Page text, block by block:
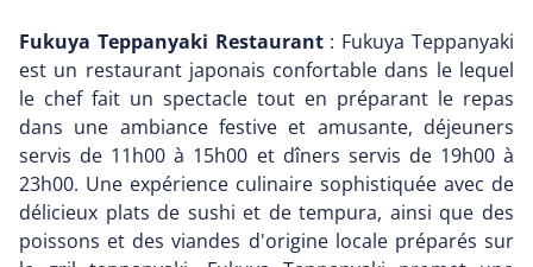
Fukuya Teppanyaki Restaurant: Fukuya Teppanyaki
est un restaurant japonais confortable dans le lequel
le chef fait un spectacle tout en préparant le repas
dans une ambiance festive et amusante, déjeuners
servis de 11h00 à 15h00 et dîners servis de 19h00 à
23h00. Une expérience culinaire sophistiquée avec de
délicieux plats de sushi et de tempura, ainsi que des
poissons et des viandes d'origine locale préparés sur